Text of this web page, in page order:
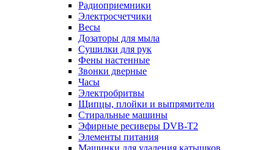
Радиоприемники
Электросчетчики
Весы
Дозаторы для мыла
Сушилки для рук
Фены настенные
Звонки дверные
Часы
Электробритвы
Щипцы, плойки и выпрямители
Стиральные машины
Эфирные ресиверы DVB-T2
Элементы питания
Машинки для удаления катышков